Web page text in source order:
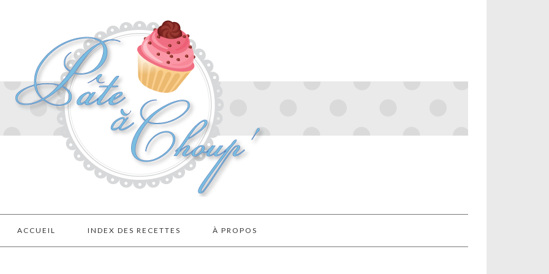
ACCUEIL INDEX DES RECETTES À PROPOS